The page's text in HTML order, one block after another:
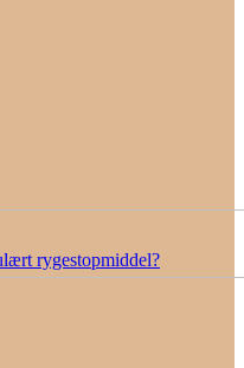
rygestopmiddel?